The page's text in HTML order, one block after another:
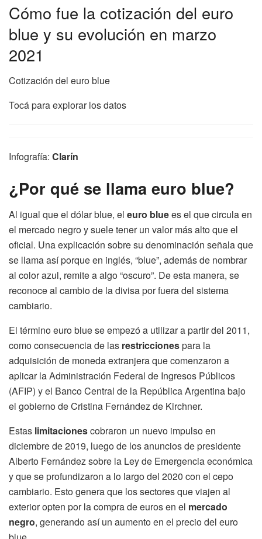
Cómo fue la cotización del euro
blue y su evolución en marzo
2021
Cotización del euro blue
Tocá para explorar los datos
Infografía: Clarín
¿Por qué se llama euro blue?
Al igual que el dólar blue, el euro bluees el que circula en
el mercado negro y suele tener un valor más alto que el
oficial. Una explicación sobre su denominación señala que
se llama así porque en inglés, “blue”, además de nombrar
al color azul, remite a algo “oscuro”. De esta manera, se
reconoce al cambio de la divisa por fuera del sistema
cambiario.
El término euro blue se empezó a utilizar a partir del 2011,
como consecuencia de las restriccionespara la
adquisición de moneda extranjera que comenzaron a
aplicar la Administración Federal de Ingresos Públicos
(AFIP) y el Banco Central de la República Argentina bajo
el gobierno de Cristina Fernández de Kirchner.
Estas limitacionescobraron un nuevo impulso en
diciembre de 2019, luego de los anuncios de presidente
Alberto Fernández sobre la Ley de Emergencia económica
y que se profundizaron a lo largo del 2020 con el cepo
cambiario. Esto genera que los sectores que viajen al
exterior opten por la compra de euros en el mercado
negro, generando así un aumento en el precio del euro